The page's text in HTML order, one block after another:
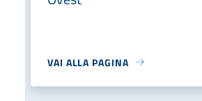
VAI ALLA PAGINA